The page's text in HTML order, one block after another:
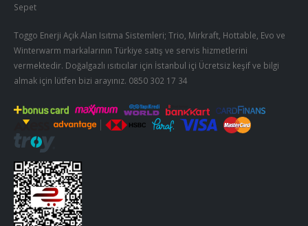
Sepet
Toggo Enerji Açık Alan Isıtma Sistemleri; Trio, Mirkraft, Hottable, Evo ve
Winterwarm markalarının Türkiye satış ve servis hizmetlerini
vermektedir. Doğalgazlı ısıtıcılar için İstanbul içi Ücretsiz keşif ve bilgi
almak için lütfen bizi arayınız. 0850 302 17 34